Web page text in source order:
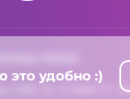
СМИ Эл-Л №ФС77-
это удобно :)